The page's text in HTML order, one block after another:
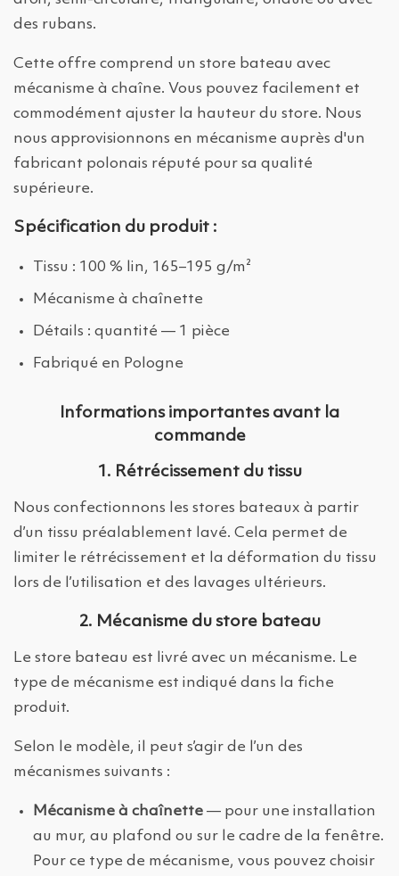
des rubans.
Cette offre comprend un store bateau avec
mécanisme à chaîne. Vous pouvez facilement et
commodément ajuster la hauteur du store. Nous
nous approvisionnons en mécanisme auprès d'un
fabricant polonais réputé pour sa qualité
supérieure.
Spécification du produit :
Tissu : 100 % lin, 165–195 g/m²
Mécanisme à chaînette
Détails : quantité — 1 pièce
Fabriqué en Pologne
Informations importantes avant la
commande
1. Rétrécissement du tissu
Nous confectionnons les stores bateaux à partir
d’un tissu préalablement lavé. Cela permet de
limiter le rétrécissement et la déformation du tissu
lors de l’utilisation et des lavages ultérieurs.
2. Mécanisme du store bateau
Le store bateau est livré avec un mécanisme. Le
type de mécanisme est indiqué dans la fiche
produit.
Selon le modèle, il peut s’agir de l’un des
mécanismes suivants :
Mécanisme à chaînette — pour une installation
au mur, au plafond ou sur le cadre de la fenêtre.
Pour ce type de mécanisme, vous pouvez choisir